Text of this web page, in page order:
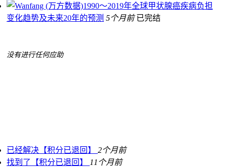
1990～2019年全球甲状腺癌疾病负担
变化趋势及未来20年的预测 5个月前 已完结
没有进行任何应助
已经解决【积分已退回】 2个月前
找到了【积分已退回】
11个月前